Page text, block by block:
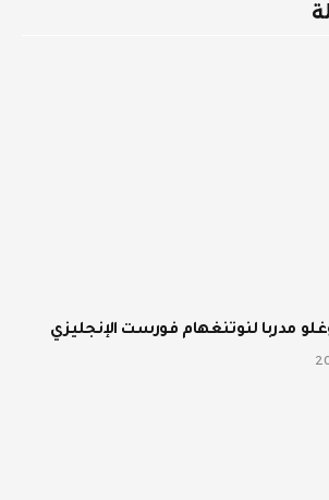
مدربا لنوتنغهام فورست الإنجليزي